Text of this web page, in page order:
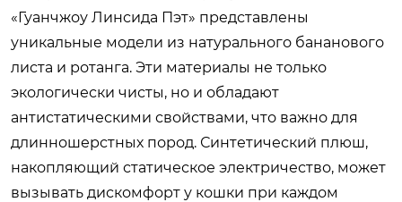
«Гуанчжоу Линсида Пэт» представлены
уникальные модели из натурального бананового
листа и ротанга. Эти материалы не только
экологически чисты, но и обладают
антистатическими свойствами, что важно для
длинношерстных пород. Синтетический плюш,
накопляющий статическое электричество, может
вызывать дискомфорт у кошки при каждом